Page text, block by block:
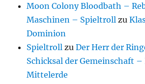
Moon Colony Bloodbath –
Maschinen – Spieltroll zu
Dominion
Spieltroll zuDer Herr der
Schicksal der Gemeinschaft –
Mittelerde